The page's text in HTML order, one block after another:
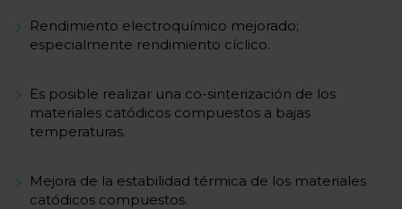
Rendimiento electroquímico mejorado;
especialmente rendimiento cíclico.
Es posible realizar una co-sinterización de los
materiales catódicos compuestos a bajas
temperaturas.
Mejora de la estabilidad térmica de los materiales
catódicos compuestos.